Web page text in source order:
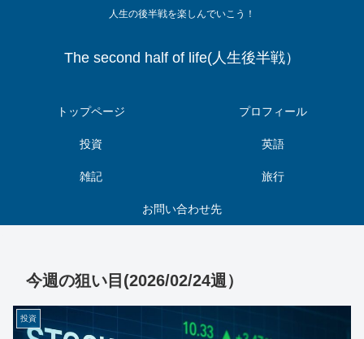
人生の後半戦を楽しんでいこう！
The second half of life(人生後半戦）
トップページ プロフィール
投資 英語
雑記 旅行
お問い合わせ先
今週の狙い目(2026/02/24週）
投資